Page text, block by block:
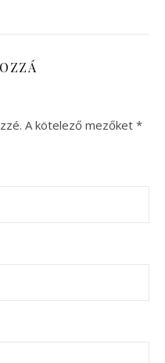
A kötelező mezőket *